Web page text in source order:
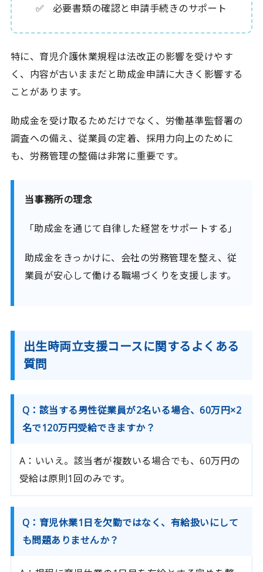
必要書類の確認と申請手続きのサポート
特に、育児介護休業規程は法改正の影響を受けやす
く、内容が古いままだと助成金申請に大きく影響する
ことがあります。
助成金を受け取るためだけでなく、労働基準監督署の
調査への備え、従業員の定着、採用力向上のために
も、労務管理の整備は非常に重要です。
当事務所の理念
「助成金を通じて自律した経営をサポートする」
助成金をきっかけに、会社の労務管理を整え、従
業員が安心して働ける職場づくりを支援します。
出生時両立支援コースに関するよくある
質問
Q：該当する男性従業員が2名いる場合、60万円×2
名で120万円受給できますか？
A：いいえ。該当者が複数いる場合でも、60万円の
受給は原則1回のみです。
Q：育児休業1日を欠勤ではなく、有給扱いにして
も問題ありませんか？